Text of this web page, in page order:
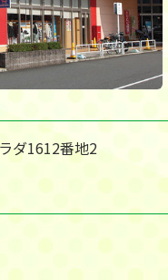
ダ1612番地2